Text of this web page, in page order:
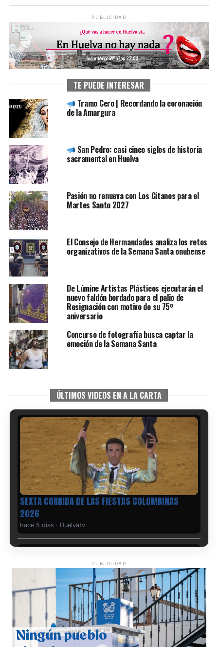
PUBLICIDAD
TE PUEDE INTERESAR
Tramo Cero | Recordando la coronación
de la Amargura
San Pedro: casi cinco siglos de historia
sacramental en Huelva
Pasión no renueva con Los Gitanos para el
Martes Santo 2027
El Consejo de Hermandades analiza los retos
organizativos de la Semana Santa onubense
De Lúmine Artistas Plásticos ejecutarán el
nuevo faldón bordado para el palio de
Resignación con motivo de su 75º
aniversario
Concurso de fotografía busca captar la
emoción de la Semana Santa
ÚLTIMOS VIDEOS EN A LA CARTA
6º DÍA DE LAS FIESTAS COLOMBINAS 2026
hace 5 días
QUINTA CORRIDA DE LAS FIESTAS COLOMBINAS
2026
hace 6 días Huelvatv
PUBLICIDAD